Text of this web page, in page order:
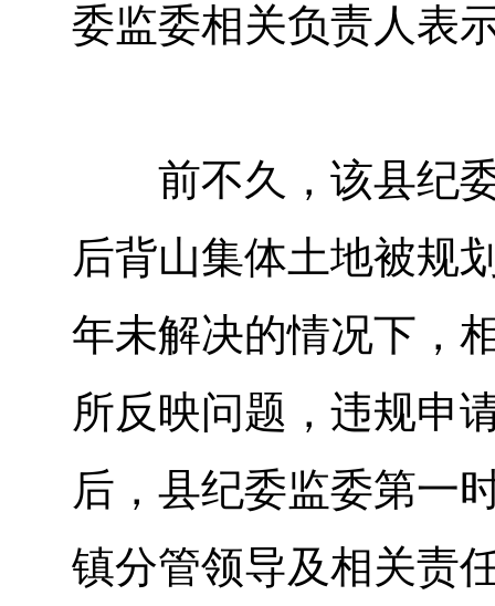
委监委相关负责人表
前不久，该县纪委
后背山集体土地被规
年未解决的情况下，
所反映问题，违规申
后，县纪委监委第一
镇分管领导及相关责